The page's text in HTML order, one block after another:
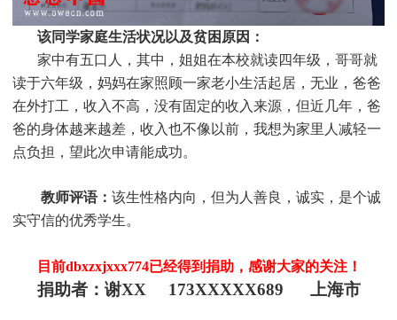
该同学家庭生活状况以及贫困原因：
家中有五口人，其中，姐姐在本校就读四年级，哥哥就
读于六年级，妈妈在家照顾一家老小生活起居，无业，爸爸
在外打工，收入不高，没有固定的收入来源，但近几年，爸
爸的身体越来越差，收入也不像以前，我想为家里人减轻一
点负担，望此次申请能成功。
教师评语： 该生性格内向，但为人善良，诚实，是个诚
实守信的优秀学生。
目前dbxzxjxxx774已经得到捐助，感谢大家的关注！
捐助者： 谢XX 173XXXXX689 上海市